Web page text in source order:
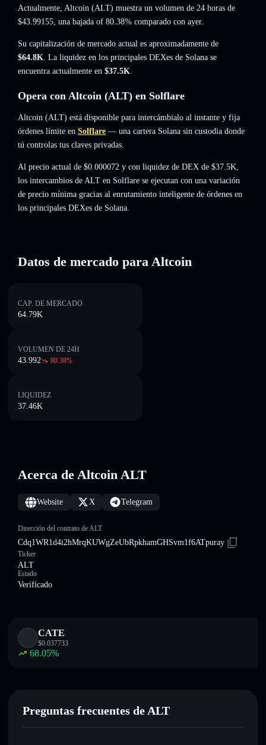
Actualmente, Altcoin (ALT) muestra un volumen de 24 horas de
$43.99155, una bajada of 80.38% comparado con ayer.
Su capitalización de mercado actual es aproximadamente de
$64.8K. La liquidez en los principales DEXes de Solana se
encuentra actualmente en $37.5K.
Opera con Altcoin (ALT) en Solflare
Altcoin (ALT) está disponible para intercámbialo al instante y fija
órdenes límite en Solflare — una cartera Solana sin custodia donde
tú controlas tus claves privadas.
Al precio actual de $0.000072 y con liquidez de DEX de $37.5K,
los intercambios de ALT en Solflare se ejecutan con una variación
de precio mínima gracias al enrutamiento inteligente de órdenes en
los principales DEXes de Solana.
Datos de mercado para Altcoin
CAP. DE MERCADO
64.79K
VOLUMEN DE 24H
43.992 80.38%
LIQUIDEZ
37.46K
Acerca de Altcoin ALT
Website X Telegram
Dirección del contrato de ALT
Cdq1WR1d4i2hMrqKUWgZeUbRpkhamGHSvm1f6ATpuray
Ticker
ALT
Estado
Verificado
CATE
$0.037733
68.05%
Preguntas frecuentes de ALT